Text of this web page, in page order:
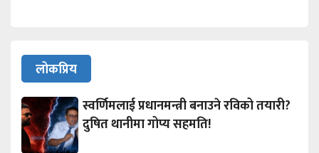
लोकप्रिय
स्वर्णिमलाई प्रधानमन्त्री बनाउने रविको तयारी?
दुषित थानीमा गोप्य सहमति!